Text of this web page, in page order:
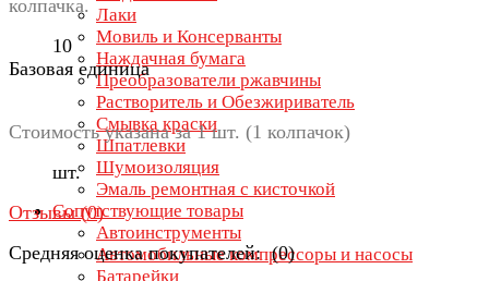
Лаки
Мовиль и Консерванты
Наждачная бумага
Преобразователи ржавчины
Растворитель и Обезжириватель
Смывка краски
Шпатлевки
Шумоизоляция
Эмаль ремонтная с кисточкой
Сопутствующие товары
Автоинструменты
Автомобильные компрессоры и насосы
Батарейки
колпачка.
10
Базовая единица
Стоимость указана за 1 шт. (1 колпачок)
шт.
Отзывы (0)
Средняя оценка покупателей: (0)